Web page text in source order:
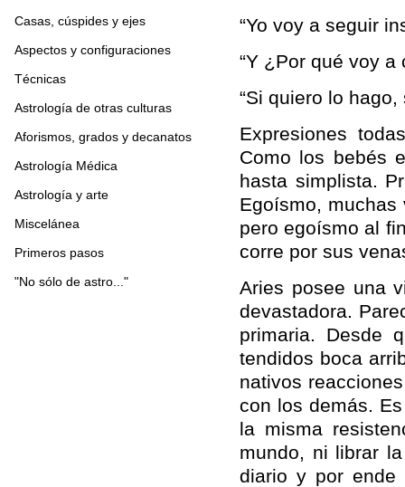
Casas, cúspides y ejes
Aspectos y configuraciones
Técnicas
Astrología de otras culturas
Aforismos, grados y decanatos
Astrología Médica
Astrología y arte
Miscelánea
Primeros pasos
"No sólo de astro..."
“Yo voy a seguir
“Y ¿Por qué voy
“Si quiero lo hago,
Expresiones
Como los bebés
hasta simplista.
Egoísmo,
pero egoísmo al
corre por sus
Aries posee una
devastadora.
primaria. Desde
tendidos boca
nativos
con los demás.
la misma
mundo, ni librar
diario y por ende